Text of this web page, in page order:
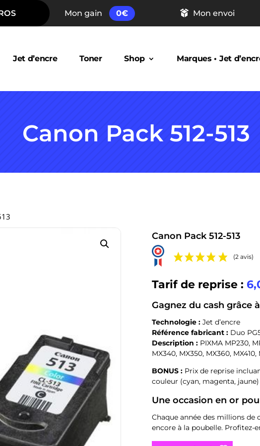
Mon gain 0€ Mon envoi
Jet d’encre Toner Shop Marques • Jet
Canon Pack 512-513
Canon Pack 512-513
(2 avis)
Tarif de reprise :
Gagnez du cash grâce
Technologie : Jet d’encre
Référence fabricant : Duo
Description : PIXMA MP230,
MX340, MX350, MX360, MX410,
BONUS : Prix de reprise
couleur (cyan, magenta, jaune)
Une occasion en or
Chaque année des millions
encore à la poubelle.